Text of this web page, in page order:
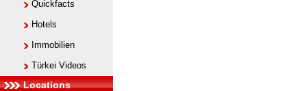
Quickfacts
Hotels
Immobilien
Türkei Videos
Locations